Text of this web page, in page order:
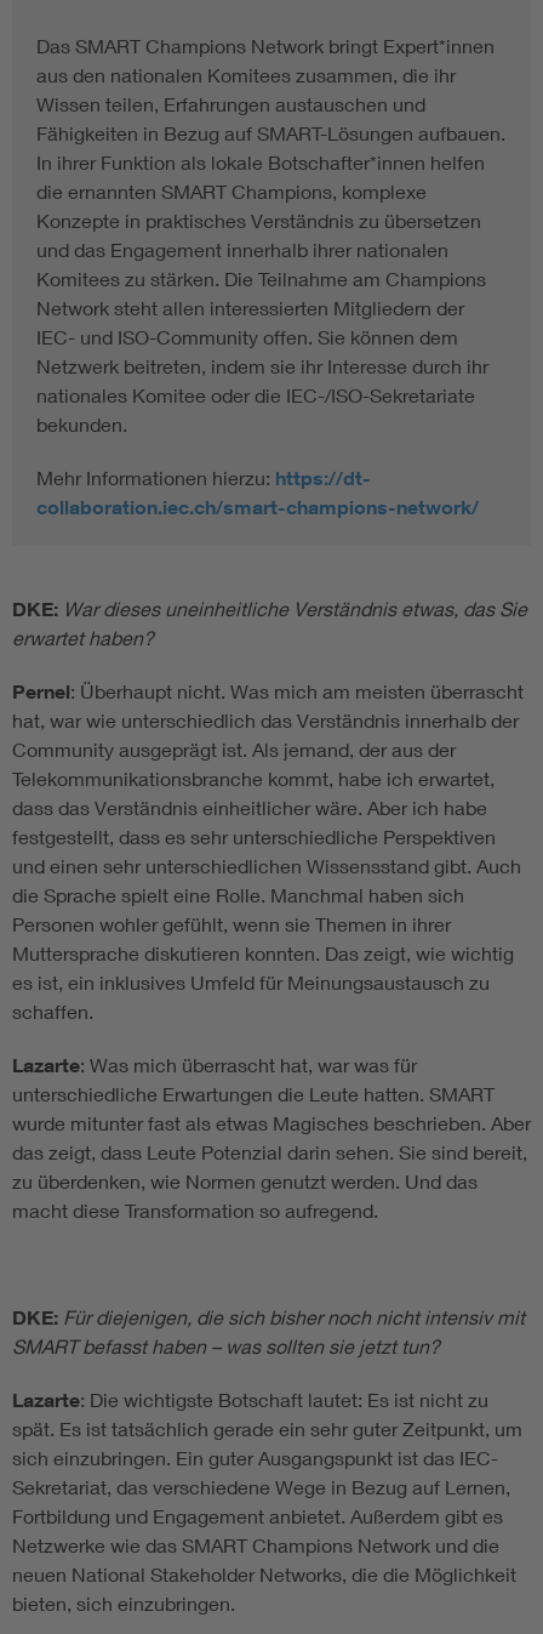
Das SMART Champions Network bringt Expert*innen
aus den nationalen Komitees zusammen, die ihr
Wissen teilen, Erfahrungen austauschen und
Fähigkeiten in Bezug auf SMART-Lösungen aufbauen.
In ihrer Funktion als lokale Botschafter*innen helfen
die ernannten SMART Champions, komplexe
Konzepte in praktisches Verständnis zu übersetzen
und das Engagement innerhalb ihrer nationalen
Komitees zu stärken. Die Teilnahme am Champions
Network steht allen interessierten Mitgliedern der
IEC- und ISO-Community offen. Sie können dem
Netzwerk beitreten, indem sie ihr Interesse durch ihr
nationales Komitee oder die IEC-/ISO-Sekretariate
bekunden.
Mehr Informationen hierzu: https://dt-
collaboration.iec.ch/smart-champions-network/
DKE: War dieses uneinheitliche Verständnis etwas, das Sie
erwartet haben?
Pernel: Überhaupt nicht. Was mich am meisten überrascht
hat, war wie unterschiedlich das Verständnis innerhalb der
Community ausgeprägt ist. Als jemand, der aus der
Telekommunikationsbranche kommt, habe ich erwartet,
dass das Verständnis einheitlicher wäre. Aber ich habe
festgestellt, dass es sehr unterschiedliche Perspektiven
und einen sehr unterschiedlichen Wissensstand gibt. Auch
die Sprache spielt eine Rolle. Manchmal haben sich
Personen wohler gefühlt, wenn sie Themen in ihrer
Muttersprache diskutieren konnten. Das zeigt, wie wichtig
es ist, ein inklusives Umfeld für Meinungsaustausch zu
schaffen.
Lazarte: Was mich überrascht hat, war was für
unterschiedliche Erwartungen die Leute hatten. SMART
wurde mitunter fast als etwas Magisches beschrieben. Aber
das zeigt, dass Leute Potenzial darin sehen. Sie sind bereit,
zu überdenken, wie Normen genutzt werden. Und das
macht diese Transformation so aufregend.
DKE: Für diejenigen, die sich bisher noch nicht intensiv mit
SMART befasst haben – was sollten sie jetzt tun?
Lazarte: Die wichtigste Botschaft lautet: Es ist nicht zu
spät. Es ist tatsächlich gerade ein sehr guter Zeitpunkt, um
sich einzubringen. Ein guter Ausgangspunkt ist das IEC-
Sekretariat, das verschiedene Wege in Bezug auf Lernen,
Fortbildung und Engagement anbietet. Außerdem gibt es
Netzwerke wie das SMART Champions Network und die
neuen National Stakeholder Networks, die die Möglichkeit
bieten, sich einzubringen.